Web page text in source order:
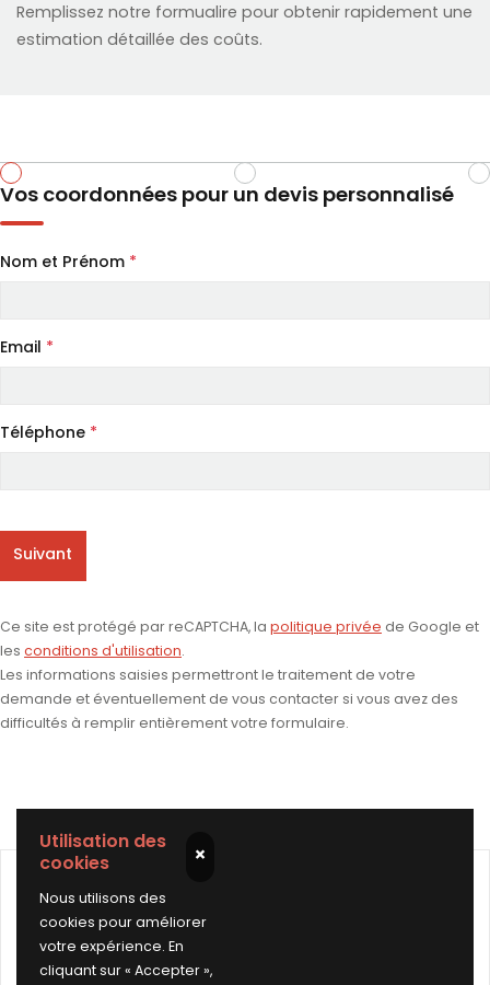
Remplissez notre formualire pour obtenir rapidement une
estimation détaillée des coûts.
Vos coordonnées pour un devis personnalisé
Nom et Prénom *
Email *
Téléphone *
Suivant
Ce site est protégé par reCAPTCHA, la politique privée de Google et
les conditions d'utilisation.
Les informations saisies permettront le traitement de votre
demande et éventuellement de vous contacter si vous avez des
difficultés à remplir entièrement votre formulaire.
Réparation esthétique de jantes
aluminium à Thiais
Utilisation des
cookies ×
Nous utilisons des
cookies pour améliorer
votre expérience. En
cliquant sur « Accepter »,